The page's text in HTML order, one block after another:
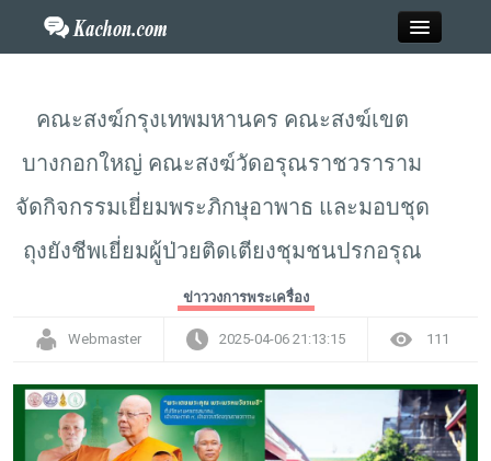
Home
ข่าว
ไลฟ์สไตล์
สังคมออนไลน์
คณะสงฆ์กรุงเทพมหานคร คณะสงฆ์เขต
บางกอกใหญ่ คณะสงฆ์วัดอรุณราชวราราม
จัดกิจกรรมเยี่ยมพระภิกษุอาพาธ และมอบชุด
ถุงยังชีพเยี่ยมผู้ป่วยติดเตียงชุมชนปรกอรุณ
ข่าววงการพระเครื่อง
Webmaster 2025-04-06 21:13:15 111